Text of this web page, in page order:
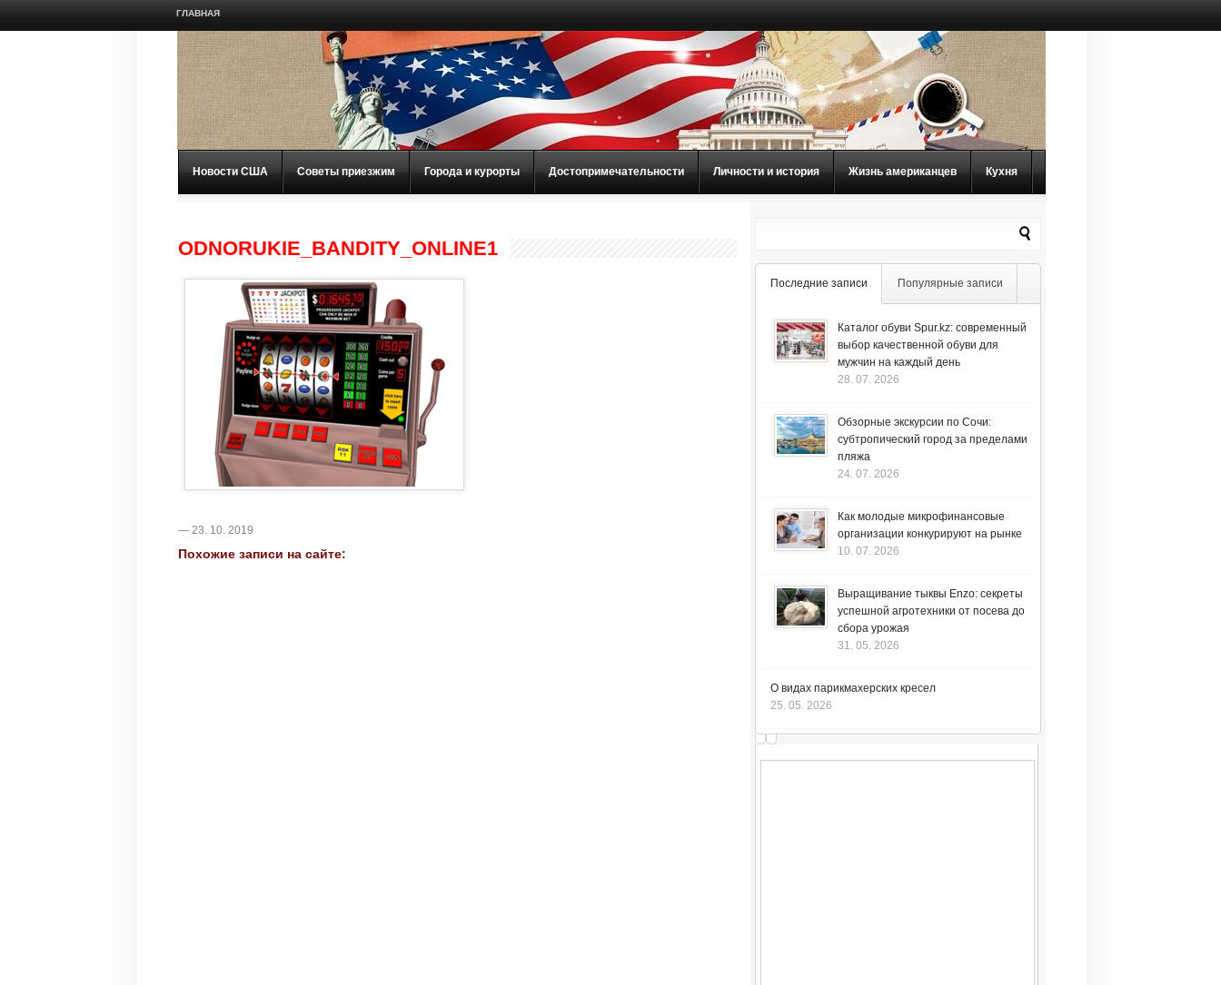
ГЛАВНАЯ
Новости США Советы приезжим Города и курорты Достопримечательности Личности и история Жизнь американцев Кухня
ODNORUKIE_BANDITY_ONLINE1
— 23. 10. 2019
Похожие записи на сайте:
Последние записи Популярные записи
Каталог обуви Spur.kz: современный
выбор качественной обуви для
мужчин на каждый день
28. 07. 2026
Обзорные экскурсии по Сочи:
субтропический город за пределами
пляжа
24. 07. 2026
Как молодые микрофинансовые
организации конкурируют на рынке
10. 07. 2026
Выращивание тыквы Enzo: секреты
успешной агротехники от посева до
сбора урожая
31. 05. 2026
О видах парикмахерских кресел
25. 05. 2026